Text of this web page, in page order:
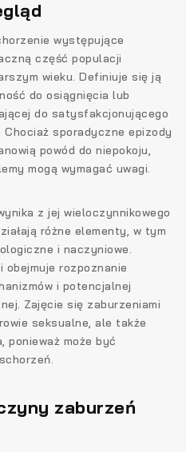
występujące
część populacji
wieku. Definiuje się ją
do osiągnięcia lub
do satysfakcjonującego
sporadyczne epizody
powód do niepokoju,
mogą wymagać uwagi.
z jej wieloczynnikowego
różne elementy, w tym
i naczyniowe.
obejmuje rozpoznanie
i potencjalnej
Zajęcie się zaburzeniami
seksualne, ale także
ponieważ może być
zaburzeń